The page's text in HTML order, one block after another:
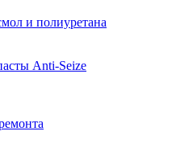
и полиуретана
Anti-Seize